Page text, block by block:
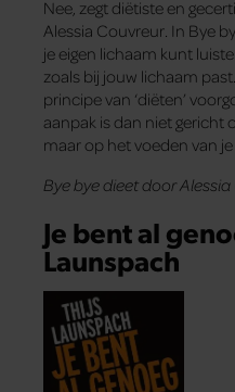
Nee, zegt diëtiste en
Alessia Couvreur. In Bye
je eigen lichaam kunt
zoals bij jouw lichaam
principe van ‘diëten’
aanpak is dan niet gericht
maar op het voeden van
Bye bye dieet door
Je bent al
Launspach